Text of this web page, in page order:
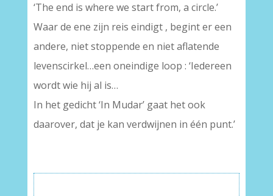
‘The end is where we start from, a circle.’
Waar de ene zijn reis eindigt , begint er een
andere, niet stoppende en niet aflatende
levenscirkel…een oneindige loop : ‘Iedereen
wordt wie hij al is…
In het gedicht ‘In Mudar’ gaat het ook
daarover, dat je kan verdwijnen in één punt.’